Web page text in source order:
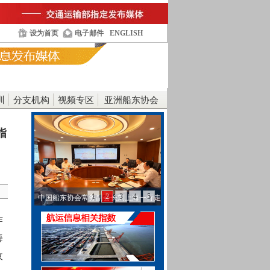
设为首页 电子邮件 ENGLISH
分支机构 视频专区 亚洲船东协会
中国船东协会常务副会长刘上海一行走
访工银金融租赁…
1 2 3 4 5